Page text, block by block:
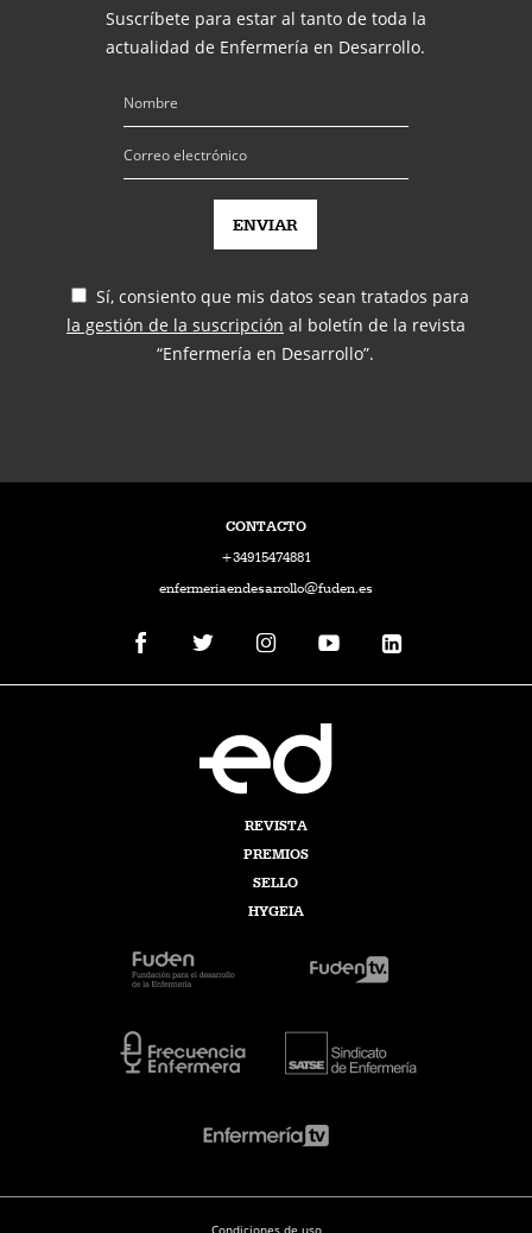
Suscríbete para estar al tanto de toda la
actualidad de Enfermería en Desarrollo.
Sí, consiento que mis datos sean tratados para
la gestión de la suscripción al boletín de la revista
“Enfermería en Desarrollo”.
CONTACTO
+34915474881
enfermeriaendesarrollo@fuden.es
REVISTA
PREMIOS
SELLO
HYGEIA
Condiciones de uso